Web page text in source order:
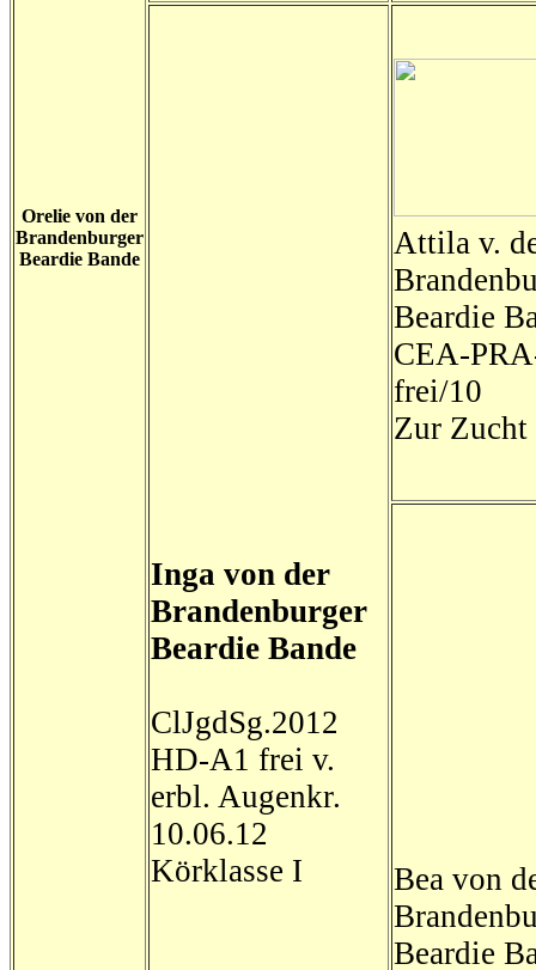
Orelie von der
Brandenburger
Beardie Bande
Inga von der
Brandenburger
Beardie Bande
ClJgdSg.2012
HD-A1 frei v.
erbl. Augenkr.
10.06.12
Körklasse I
Attila v.
Beardie
CEA-
frei/10
Zur Zucht
Bea von
Beardie